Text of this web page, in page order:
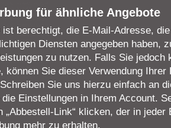
für ähnliche Angebote
berechtigt, die E-Mail-Adresse,
Diensten angegeben haben,
zu nutzen. Falls Sie jedoch
können Sie dieser Verwendung
Sie uns hierzu einfach an
Einstellungen in Ihrem Account.
„Abbestell-Link“ klicken, der in
mehr zu erhalten.